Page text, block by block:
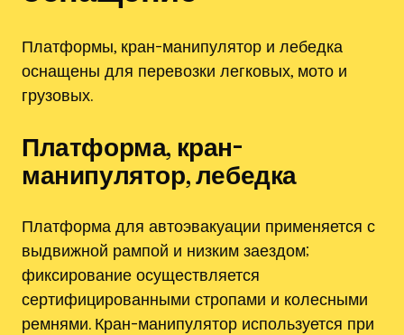
Платформы, кран-манипулятор и лебедка
оснащены для перевозки легковых, мото и
грузовых.
Платформа, кран-
манипулятор, лебедка
Платформа для автоэвакуации применяется с
выдвижной рампой и низким заездом;
фиксирование осуществляется
сертифицированными стропами и колесными
ремнями. Кран-манипулятор используется при